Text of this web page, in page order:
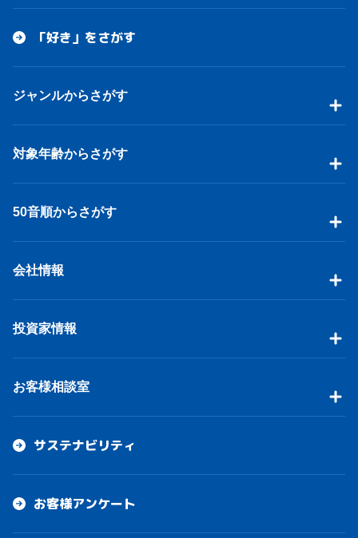
「好き」をさがす
ジャンルからさがす
対象年齢からさがす
50音順からさがす
会社情報
投資家情報
お客様相談室
サステナビリティ
お客様アンケート